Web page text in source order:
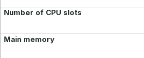
Number of CPU slots
Main memory